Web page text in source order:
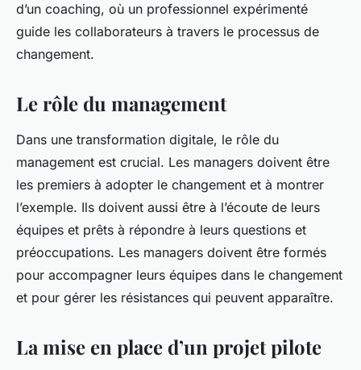
d’un coaching, où un professionnel expérimenté
guide les collaborateurs à travers le processus de
changement.
Le rôle du management
Dans une transformation digitale, le rôle du
management est crucial. Les managers doivent être
les premiers à adopter le changement et à montrer
l’exemple. Ils doivent aussi être à l’écoute de leurs
équipes et prêts à répondre à leurs questions et
préoccupations. Les managers doivent être formés
pour accompagner leurs équipes dans le changement
et pour gérer les résistances qui peuvent apparaître.
La mise en place d’un projet pilote